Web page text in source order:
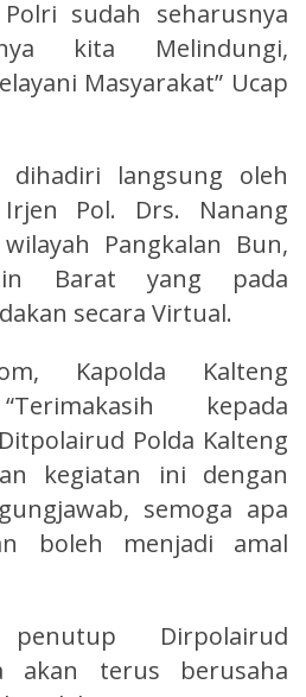
sudah seharusnya
kita Melindungi,
Masyarakat” Ucap
dihadiri langsung oleh
Pol. Drs. Nanang
Pangkalan Bun,
Barat yang pada
secara Virtual.
Kapolda Kalteng
kepada
Polda Kalteng
kegiatan ini dengan
semoga apa
boleh menjadi amal
Dirpolairud
akan terus berusaha